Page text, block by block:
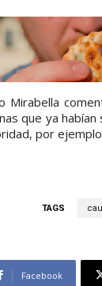
Mirabella
que ya
por
TAGS
Facebook